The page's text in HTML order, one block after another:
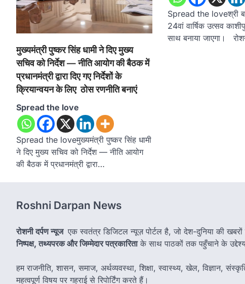
मुख्यमंत्री पुष्कर सिंह धामी ने दिए मुख्य
सचिव को निर्देश — नीति आयोग की बैठक में
प्रधानमंत्री द्वारा दिए गए निर्देशों के
क्रियान्वयन के लिए ठोस रणनीति बनाएं
Spread the love
Spread the loveमुख्यमंत्री पुष्कर सिंह धामी
ने दिए मुख्य सचिव को निर्देश — नीति आयोग
की बैठक में प्रधानमंत्री द्वारा…
Spread the loveश्री
24वां वार्षिक उत्सव
साथ बनाया जाएगा।
Roshni Darpan News
रोशनी दर्पण न्यूज एक स्वतंत्र डिजिटल न्यूज़ पोर्टल है, जो देश-दुनिया की खबरों
निष्पक्ष, तथ्यपरक और जिम्मेदार पत्रकारिताके साथ पाठकों तक पहुँचाने के
हम राजनीति, शासन, समाज, अर्थव्यवस्था, शिक्षा, स्वास्थ्य, खेल, विज्ञान,
महत्वपूर्ण विषय पर गहराई से रिपोर्टिंग करते हैं।